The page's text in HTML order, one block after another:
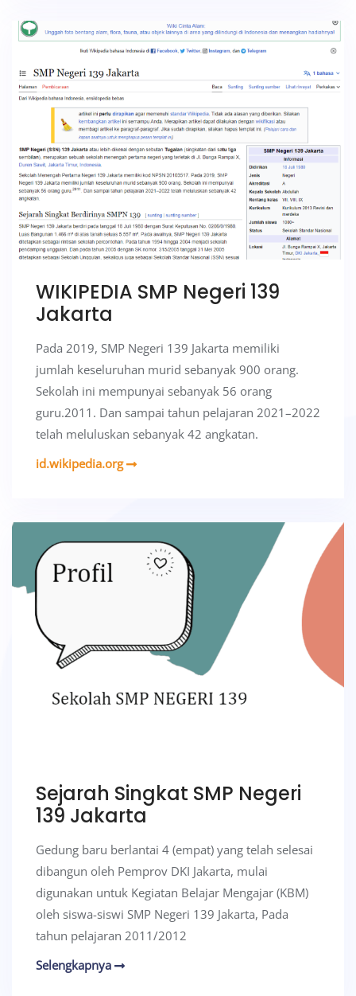
WIKIPEDIA SMP Negeri 139
Jakarta
Pada 2019, SMP Negeri 139 Jakarta memiliki
jumlah keseluruhan murid sebanyak 900 orang.
Sekolah ini mempunyai sebanyak 56 orang
guru.2011. Dan sampai tahun pelajaran 2021–2022
telah meluluskan sebanyak 42 angkatan.
id.wikipedia.org
Sejarah Singkat SMP Negeri
139 Jakarta
Gedung baru berlantai 4 (empat) yang telah selesai
dibangun oleh Pemprov DKI Jakarta, mulai
digunakan untuk Kegiatan Belajar Mengajar (KBM)
oleh siswa-siswi SMP Negeri 139 Jakarta, Pada
tahun pelajaran 2011/2012
Selengkapnya